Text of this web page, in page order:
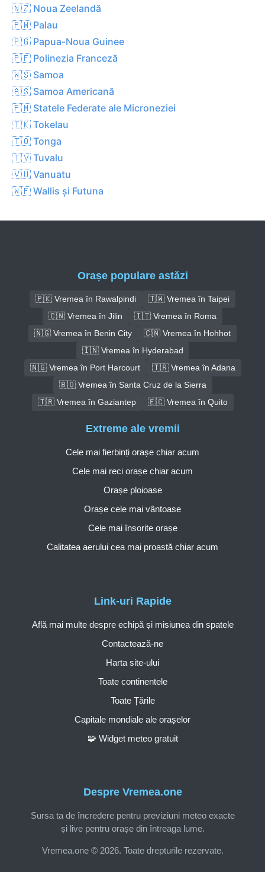
🇳🇿 Noua Zeelandă
🇵🇼 Palau
🇵🇬 Papua-Noua Guinee
🇵🇫 Polinezia Franceză
🇼🇸 Samoa
🇦🇸 Samoa Americană
🇫🇲 Statele Federate ale Microneziei
🇹🇰 Tokelau
🇹🇴 Tonga
🇹🇻 Tuvalu
🇻🇺 Vanuatu
🇼🇫 Wallis și Futuna
Orașe populare astăzi
🇵🇰 Vremea în Rawalpindi
🇹🇼 Vremea în Taipei
🇨🇳 Vremea în Jilin
🇮🇹 Vremea în Roma
🇳🇬 Vremea în Benin City
🇨🇳 Vremea în Hohhot
🇮🇳 Vremea în Hyderabad
🇳🇬 Vremea în Port Harcourt
🇹🇷 Vremea în Adana
🇧🇴 Vremea în Santa Cruz de la Sierra
🇹🇷 Vremea în Gaziantep
🇪🇨 Vremea în Quito
Despre Vremea.one
Sursa ta de încredere pentru previziuni meteo exacte
și live pentru orașe din întreaga lume.
Vremea.one © 2026. Toate drepturile rezervate.
Link-uri Rapide
Află mai multe despre echipă și misiunea din spatele
Contactează-ne
Harta site-ului
Toate continentele
Toate Țările
Capitale mondiale ale orașelor
🧩 Widget meteo gratuit
Extreme ale vremii
Cele mai fierbinți orașe chiar acum
Cele mai reci orașe chiar acum
Orașe ploioase
Orașe cele mai vântoase
Cele mai însorite orașe
Calitatea aerului cea mai proastă chiar acum